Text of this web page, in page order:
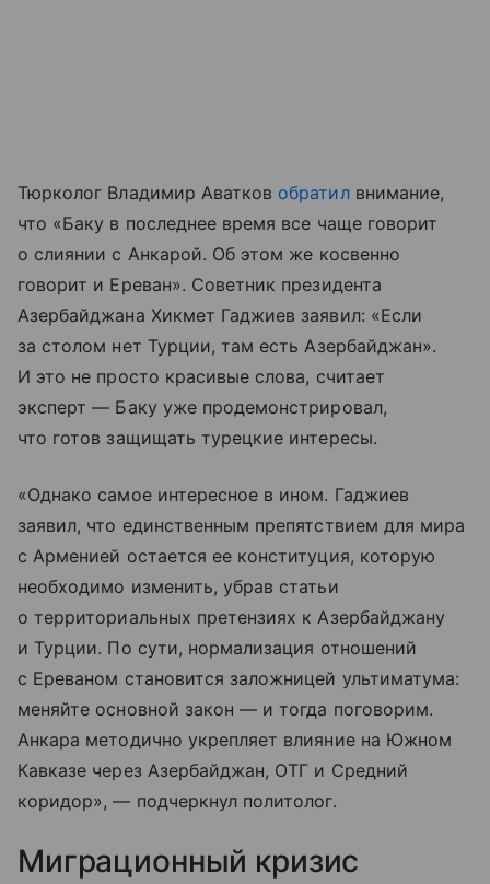
Тюрколог Владимир Аватков обратилвнимание,
что «Баку в последнее время все чаще говорит
о слиянии с Анкарой. Об этом же косвенно
говорит и Ереван». Советник президента
Азербайджана Хикмет Гаджиев заявил: «Если
за столом нет Турции, там есть Азербайджан».
И это не просто красивые слова, считает
эксперт — Баку уже продемонстрировал,
что готов защищать турецкие интересы.
«Однако самое интересное в ином. Гаджиев
заявил, что единственным препятствием для мира
с Арменией остается ее конституция, которую
необходимо изменить, убрав статьи
о территориальных претензиях к Азербайджану
и Турции. По сути, нормализация отношений
с Ереваном становится заложницей ультиматума:
меняйте основной закон — и тогда поговорим.
Анкара методично укрепляет влияние на Южном
Кавказе через Азербайджан, ОТГ и Средний
коридор», — подчеркнул политолог.
Миграционный кризис